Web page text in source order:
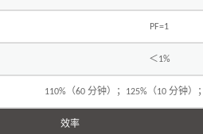
PF=1
＜1%
110% （60 分钟）； 125% （10 分钟）；
效率